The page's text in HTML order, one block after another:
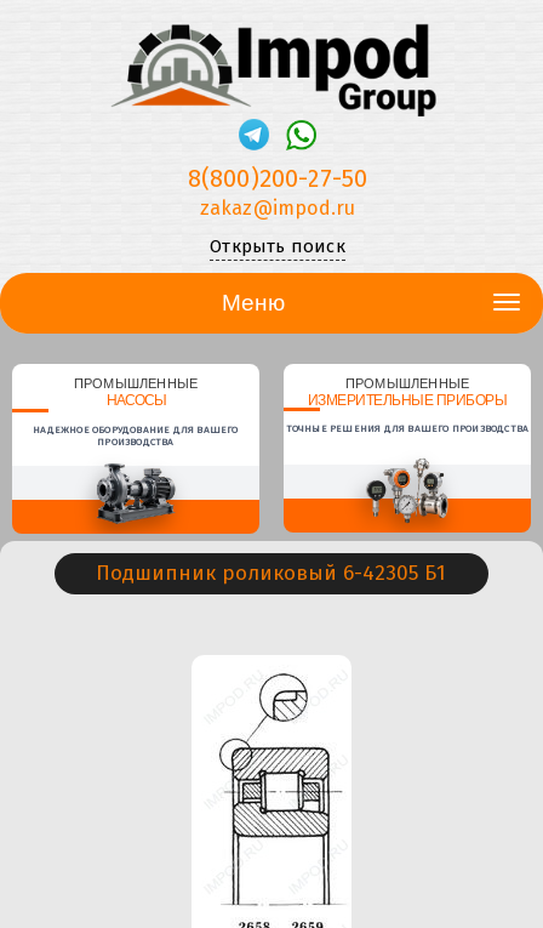
8(800)200-27-50
zakaz@impod.ru
Открыть поиск
Меню
ПРОМЫШЛЕННЫЕ
НАСОСЫ
НАДЕЖНОЕ ОБОРУДОВАНИЕ ДЛЯ ВАШЕГО
ПРОИЗВОДСТВА
ПРОМЫШЛЕННЫЕ
ИЗМЕРИТЕЛЬНЫЕ ПРИБОРЫ
ТОЧНЫЕ РЕШЕНИЯ ДЛЯ ВАШЕГО ПРОИЗВОДСТВА
Подшипник роликовый 6-42305 Б1